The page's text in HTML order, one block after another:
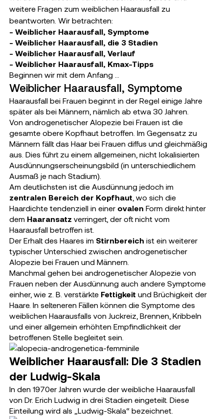
weitere Fragen zum weiblichen Haarausfall zu
beantworten. Wir betrachten:
- Weiblicher Haarausfall, Symptome
- Weiblicher Haarausfall, die 3 Stadien
- Weiblicher Haarausfall, Verlauf
- Weiblicher Haarausfall, Kmax-Tipps
Beginnen wir mit dem Anfang …
Weiblicher Haarausfall, Symptome
Haarausfall bei Frauen beginnt in der Regel einige Jahre
später als bei Männern, nämlich ab etwa 30 Jahren.
Von androgenetischer Alopezie bei Frauen ist die
gesamte obere Kopfhaut betroffen. Im Gegensatz zu
Männern fällt das Haar bei Frauen diffus und gleichmäßig
aus. Dies führt zu einem allgemeinen, nicht lokalisierten
Ausdünnungserscheinungsbild (in unterschiedlichem
Ausmaß je nach Stadium).
Am deutlichsten ist die Ausdünnung jedoch im
zentralen Bereich der Kopfhaut , wo sich die
Haardichte tendenziell in einer ovalen Form direkt hinter
dem Haaransatz verringert, der oft nicht vom
Haarausfall betroffen ist.
Der Erhalt des Haares im Stirnbereich ist ein weiterer
typischer Unterschied zwischen androgenetischer
Alopezie bei Frauen und Männern.
Manchmal gehen bei androgenetischer Alopezie von
Frauen neben der Ausdünnung auch andere Symptome
einher, wie z. B. verstärkte Fettigkeit und Brüchigkeit der
Haare. In selteneren Fällen können die Symptome des
weiblichen Haarausfalls von Juckreiz, Brennen, Kribbeln
und einer allgemein erhöhten Empfindlichkeit der
betroffenen Stelle begleitet sein.
Weiblicher Haarausfall: Die 3 Stadien
der Ludwig-Skala
In den 1970er Jahren wurde der weibliche Haarausfall
von Dr. Erich Ludwig in drei Stadien eingeteilt. Diese
Einteilung wird als „Ludwig-Skala“ bezeichnet.